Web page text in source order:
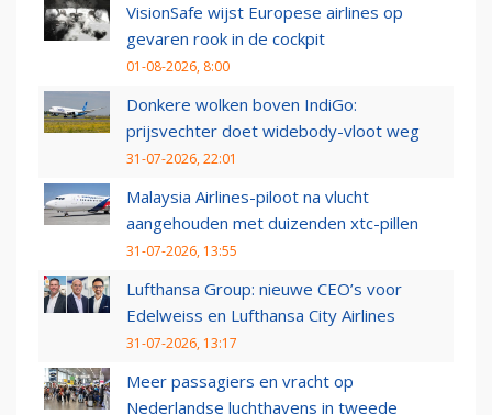
VisionSafe wijst Europese airlines op
gevaren rook in de cockpit
01-08-2026, 8:00
Donkere wolken boven IndiGo:
prijsvechter doet widebody-vloot weg
31-07-2026, 22:01
Malaysia Airlines-piloot na vlucht
aangehouden met duizenden xtc-pillen
31-07-2026, 13:55
Lufthansa Group: nieuwe CEO’s voor
Edelweiss en Lufthansa City Airlines
31-07-2026, 13:17
Meer passagiers en vracht op
Nederlandse luchthavens in tweede